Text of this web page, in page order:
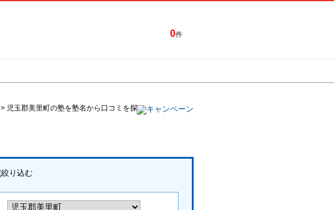
0件
> 児玉郡美里町の塾を塾名から口コミを探す